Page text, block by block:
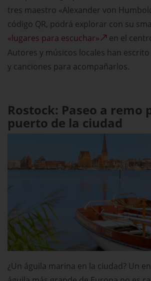
tres maestro «Alexander von
código QR, podrá explorar con su
«lugares para escuchar»
en el
Autores y músicos locales han
y canciones para acompañarlos.
Rostock: Paseo a remo
puerto de la ciudad
¿Un águila marina en la ciudad? Un